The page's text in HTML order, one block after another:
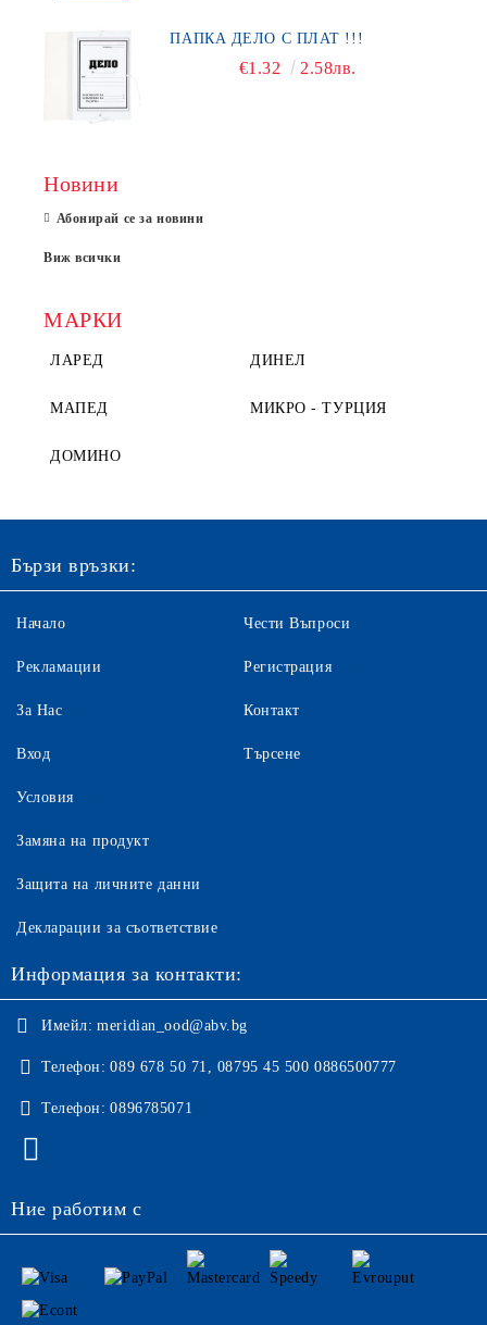
ПАПКА ДЕЛО С ПЛАТ !!!
€1.32 2.58лв.
Новини
Абонирай се за новини
Виж всички
МАРКИ
ЛАРЕД ДИНЕЛ
МАПЕД МИКРО - ТУРЦИЯ
ДОМИНО
Бързи връзки:
Начало
Рекламации
За Нас
Вход
Чести Въпроси
Регистрация
Контакт
Търсене
Условия
Замяна на продукт
Защита на личните данни
Декларации за съответствие
Информация за контакти:
Имейл: meridian_ood@abv.bg
Телефон: 089 678 50 71, 08795 45 500 0886500777
Телефон: 0896785071
Ние работим с